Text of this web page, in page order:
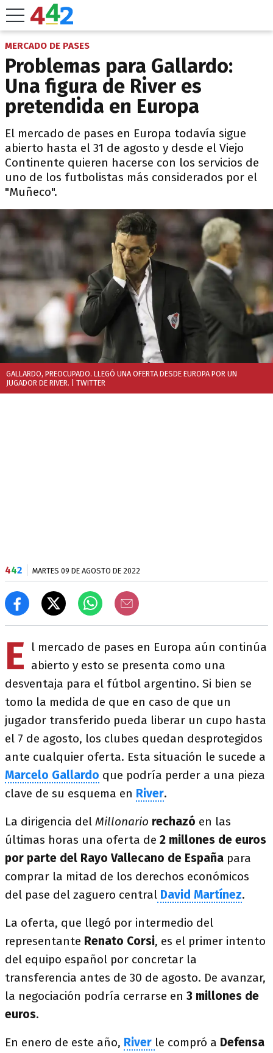
MERCADO DE PASES
Problemas para Gallardo:
Una figura de River es
pretendida en Europa
El mercado de pases en Europa todavía sigue
abierto hasta el 31 de agosto y desde el Viejo
Continente quieren hacerse con los servicios de
uno de los futbolistas más considerados por el
"Muñeco".
GALLARDO, PREOCUPADO. LLEGÓ UNA OFERTA DESDE EUROPA POR UN
JUGADOR DE RIVER. | TWITTER
442 MARTES 09 DE AGOSTO DE 2022
E
l mercado de pases en Europa aún continúa
abierto y esto se presenta como una
desventaja para el fútbol argentino. Si bien se
tomo la medida de que en caso de que un
jugador transferido pueda liberar un cupo hasta
el 7 de agosto, los clubes quedan desprotegidos
ante cualquier oferta. Esta situación le sucede a
Marcelo Gallardo que podría perder a una pieza
clave de su esquema en River.
La dirigencia del Millonario rechazó en las
últimas horas una oferta de 2 millones de euros
por parte del Rayo Vallecano de España para
comprar la mitad de los derechos económicos
del pase del zaguero central David Martínez.
La oferta, que llegó por intermedio del
representante Renato Corsi, es el primer intento
del equipo español por concretar la
transferencia antes de 30 de agosto. De avanzar,
la negociación podría cerrarse en 3 millones de
euros.
En enero de este año, River le compró a Defensa